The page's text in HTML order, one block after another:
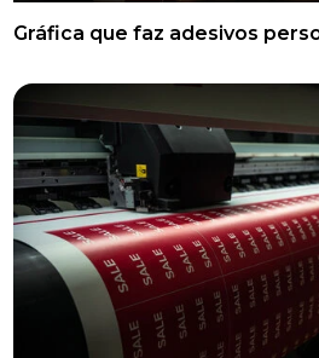
Gráfica que faz adesivos